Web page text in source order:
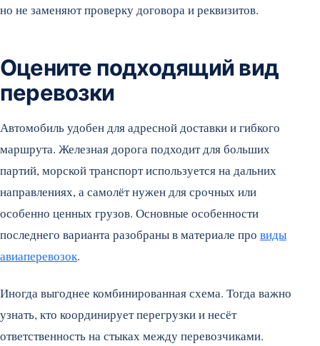
но не заменяют проверку договора и реквизитов.
Оцените подходящий вид
перевозки
Автомобиль удобен для адресной доставки и гибкого
маршрута. Железная дорога подходит для больших
партий, морской транспорт используется на дальних
направлениях, а самолёт нужен для срочных или
особенно ценных грузов. Основные особенности
последнего варианта разобраны в материале про виды
авиаперевозок.
Иногда выгоднее комбинированная схема. Тогда важно
узнать, кто координирует перегрузки и несёт
ответственность на стыках между перевозчиками.